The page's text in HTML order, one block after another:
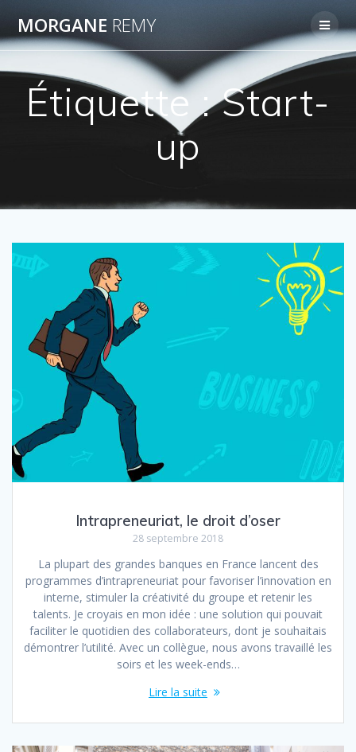
MORGANE REMY
Étiquette :Start-
up
Intrapreneuriat, le droit d’oser
28 septembre 2018
La plupart des grandes banques en France lancent des
programmes d’intrapreneuriat pour favoriser l’innovation en
interne, stimuler la créativité du groupe et retenir les
talents. Je croyais en mon idée : une solution qui pouvait
faciliter le quotidien des collaborateurs, dont je souhaitais
démontrer l’utilité. Avec un collègue, nous avons travaillé les
soirs et les week-ends…
Lire la suite